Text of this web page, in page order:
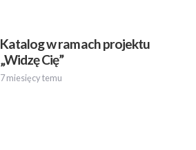
Katalog w ramach projektu
„Widzę Cię”
7 miesięcy temu